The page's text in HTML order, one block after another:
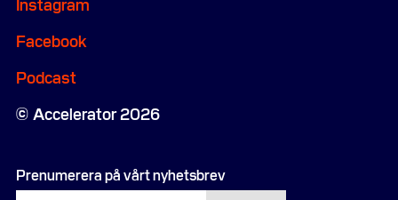
Accelerator 2026
Facebook
Podcast
Prenumerera på vårt nyhetsbrev